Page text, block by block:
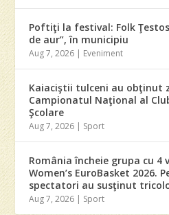
Poftiţi la festival: Folk
de aur”, în municipiu
Aug 7, 2026 Eveniment
Kaiaciştii tulceni au obţinut
Campionatul Naţional al
Şcolare
Aug 7, 2026 Sport
România încheie grupa cu 4
Women’s EuroBasket 2026.
spectatori au susţinut
Aug 7, 2026 Sport